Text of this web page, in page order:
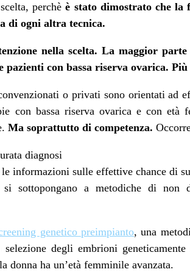
perchèè stato dimostrato che la
di ogni altra tecnica.
nella scelta. La maggior
pazienti con bassa riserva ovarica.
o privati sono orientati ad
con bassa riserva ovarica e con età
Ma soprattutto di competenza.
diagnosi
informazioni sulle effettive chance di
sottopongano a metodiche di non
genetico preimpianto, una
degli embrioni
donna ha un’età femminile avanzata.